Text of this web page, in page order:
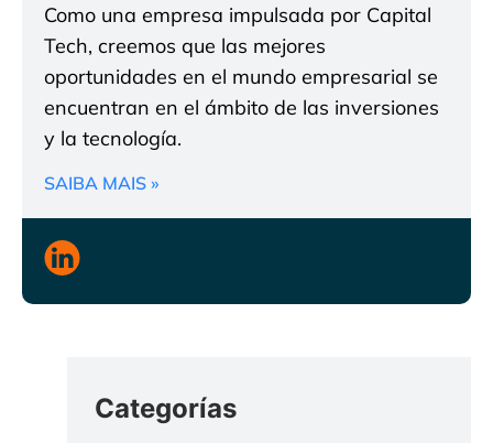
Como una empresa impulsada por Capital
Tech, creemos que las mejores
oportunidades en el mundo empresarial se
encuentran en el ámbito de las inversiones
y la tecnología.
SAIBA MAIS »
Categorías